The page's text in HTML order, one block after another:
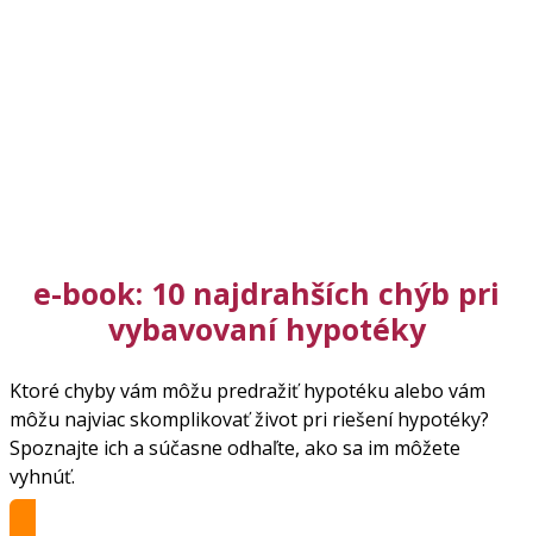
e-book: 10 najdrahších chýb pri
vybavovaní hypotéky
Ktoré chyby vám môžu predražiť hypotéku alebo vám
môžu najviac skomplikovať život pri riešení hypotéky?
Spoznajte ich a súčasne odhaľte, ako sa im môžete
vyhnúť.